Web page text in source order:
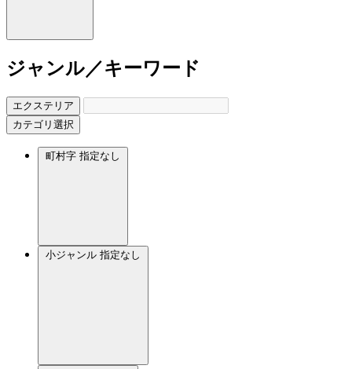
ジャンル／キーワード
エクステリア
カテゴリ選択
町村字 指定なし
小ジャンル 指定なし